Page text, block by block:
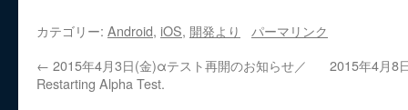
カテゴリー: Android, iOS, 開発より
パーマリンク
← 2015年4月3日(金)αテスト再開のお知らせ／
Restarting Alpha Test.
2015年4月8